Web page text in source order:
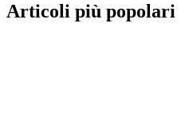
Articoli più popolari